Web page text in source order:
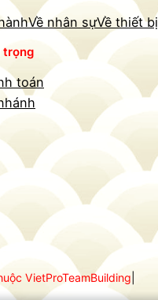
Về nhân sựVề thiết bị
trọng
toán
VietProTeamBuilding